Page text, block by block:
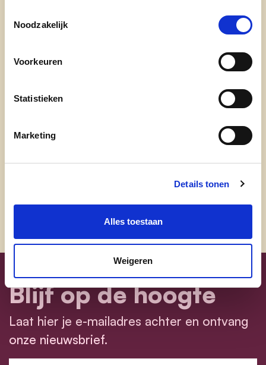
Noodzakelijk
Voorkeuren
Statistieken
Marketing
Details tonen
Alles toestaan
Weigeren
rekenen op iedereen om dat
op een veilige manier te
laten verlopen.
#safetyfirst
pic.twitter.com/pzopVOu5lQ
— Nathalie Muylle
Blijf op de hoogte
Laat hier je e-mailadres achter en ontvang
onze nieuwsbrief.